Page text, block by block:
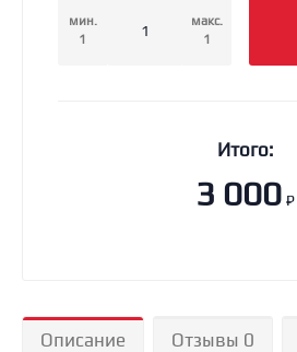
мин.
1
макс.
1
Итого:
3 000 ₽
Описание Отзывы 0